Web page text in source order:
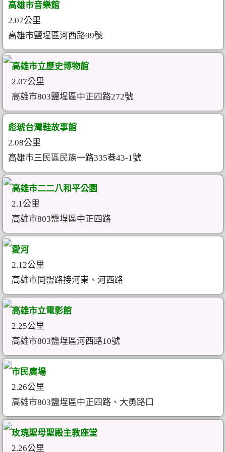
高雄市音樂館
2.07公里
高雄市鹽埕區河西路99號
高雄市立歷史博物館
2.07公里
高雄市803鹽埕區中正四路272號
彪琥台灣鞋故事館
2.08公里
高雄市三民區民族一路335巷43-1號
高雄市二二八和平公園
2.1公里
高雄市803鹽埕區中正四路
愛河
2.12公里
高雄市同盟路接河東、河西路
高雄市立電影館
2.25公里
高雄市803鹽埕區河西路10號
市民廣場
2.26公里
高雄市803鹽埕區中正四路、大勇路口
玫瑰聖母聖殿主教座堂
2.26公里